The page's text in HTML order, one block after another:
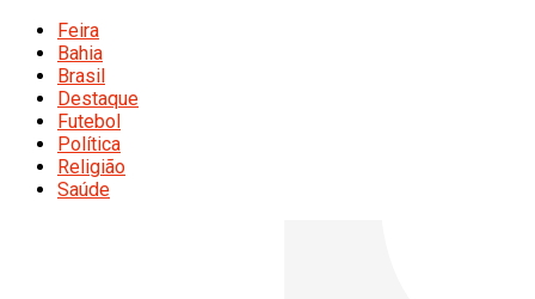
Feira
Bahia
Brasil
Destaque
Futebol
Política
Religião
Saúde